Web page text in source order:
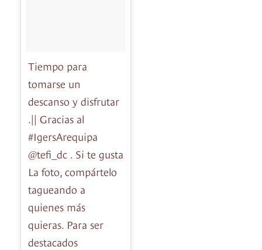
Tiempo para
tomarse un
descanso y disfrutar
.|| Gracias al
#IgersArequipa
@tefi_dc . Si te gusta
La foto, compártelo
tagueando a
quienes más
quieras. Para ser
destacados